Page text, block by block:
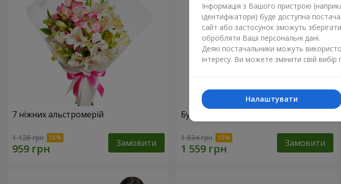
7 ніжних альстромерій
1 128 грн Замовити
Букет "Дотик кохання" + Raffaello
1 834 грн Замовити
Інформація з Вашого пристрою
ідентифікатори) буде доступна
сайт або застосунок зможуть
обробляти Ваші персональні дані.
Деякі постачальники можуть
інтересу. Ви можете змінити свій вибір
Налаштувати